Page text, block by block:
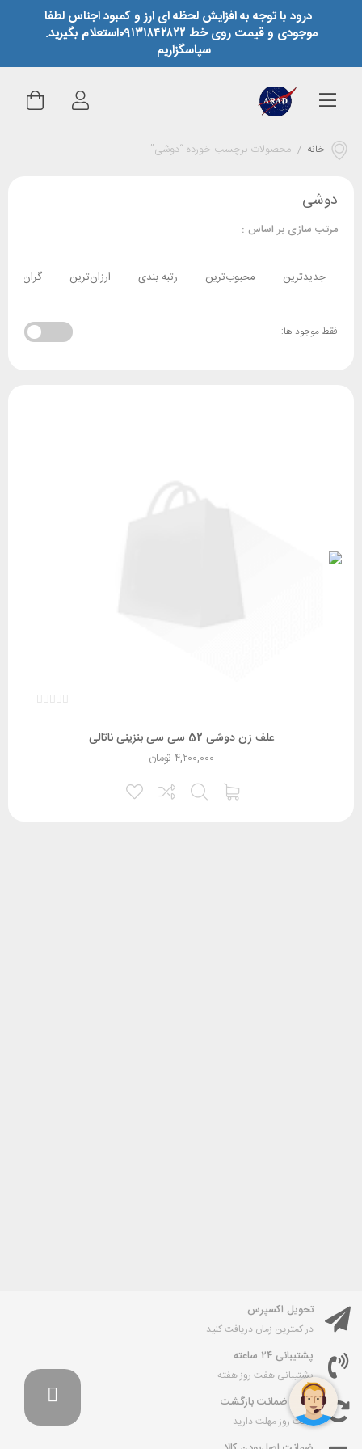
خانه / محصولات برچسب خورده “دوشی”
دوشی
مرتب سازی بر اساس :
جدیدترین محبوب‌ترین رتبه بندی ارزان‌ترین گران‌ترین
فقط موجود ها:
علف زن دوشی 52 سی سی بنزینی ناتالی
تومان ۴,۲۰۰,۰۰۰
تحویل اکسپرس
در کمترین زمان دریافت کنید
پشتیبانی ۲۴ ساعته
پشتیبانی هفت روز هفته
۷ روز ضمانت بازگشت
هفت روز مهلت دارید
درود با توجه به افزایش لحظه ای ارز و کمبود اجناس لطفا
موجودی و قیمت روی خط ۰۹۱۳۱۸۴۲۸۲۲استعلام بگیرید.
سپاسگزاریم